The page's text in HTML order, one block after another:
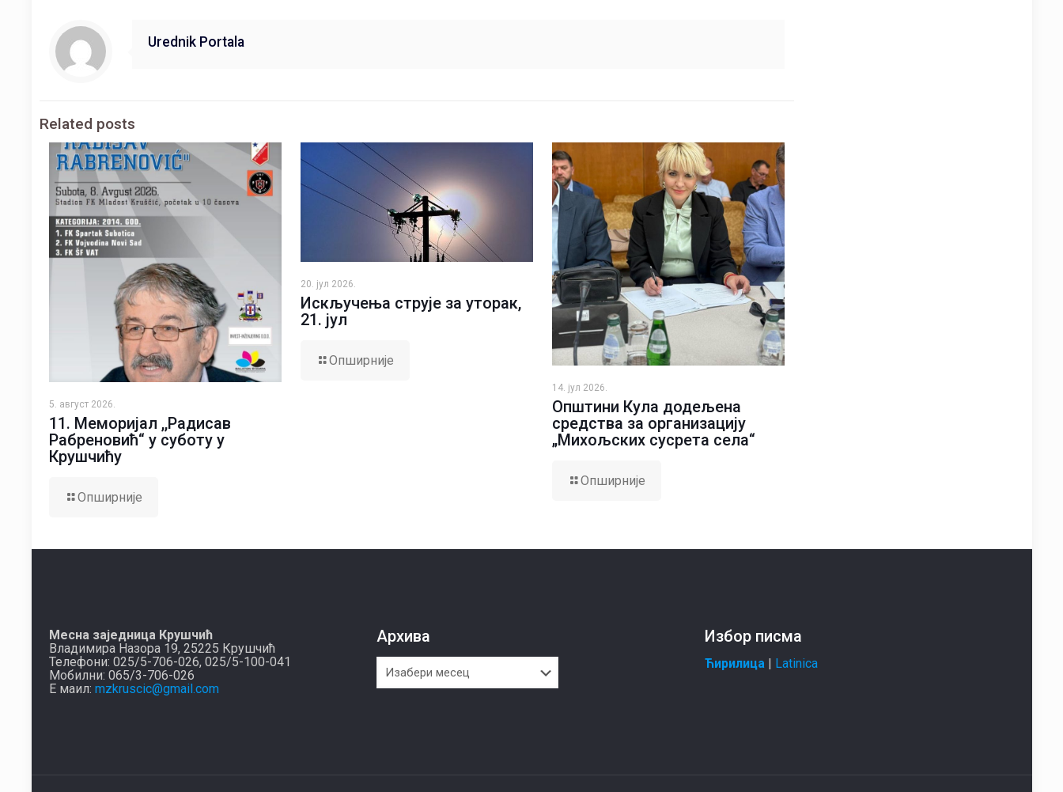
Urednik Portala
Related posts
5. август 2026.
11. Меморијал ,,Радисав
Рабреновић“ у суботу у
Крушчићу
Опширније
20. јул 2026.
Искључења струје за уторак,
21. јул
Опширније
14. јул 2026.
Општини Кула додељена
средства за организацију
„Михољских сусрета села“
Опширније
Месна заједница Крушчић
Владимира Назора 19, 25225 Крушчић
Телефони: 025/5-706-026, 025/5-100-041
Мобилни: 065/3-706-026
Е маил: mzkruscic@gmail.com
Архива Избор писма
Ћирилица Latinica